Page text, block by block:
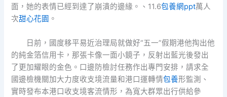
面，她的表情已經到達了崩潰的邊緣。、11.6包養網ppt萬人
次甜心花園 。
日前，國度移平易近治理局就做好“五一”假期港他掏出他
的純金箔信用卡，那張卡像一面小鏡子，反射出藍光後發出
了更加耀眼的金色。口邊防檢討任務作出專門安排，請求全
國邊檢機關加大力度收支境流量和港口運轉情包養形監測、
實時發布本港口收支境客流情形，為寬大群眾出行供給參